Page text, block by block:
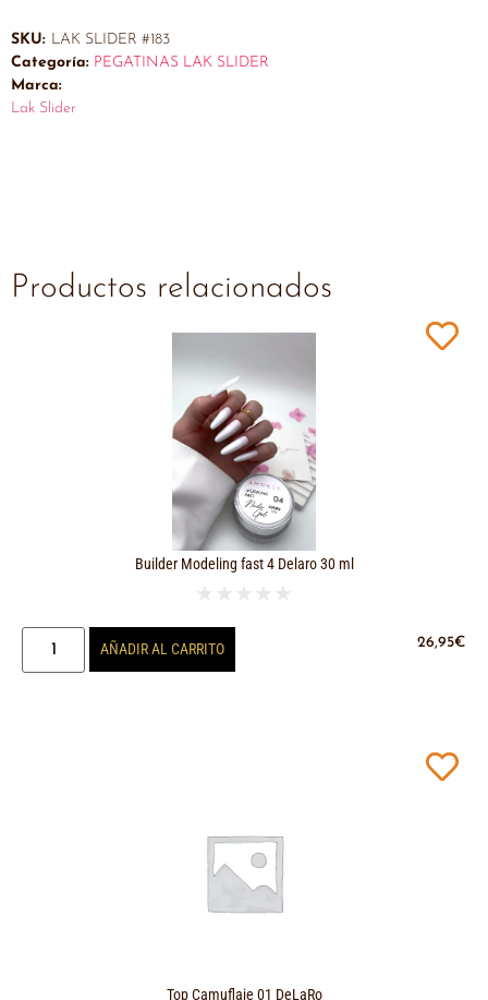
SKU: LAK SLIDER #183
Categoría: PEGATINAS LAK SLIDER
Marca:
Lak Slider
Productos relacionados
Builder Modeling fast 4 Delaro 30 ml
★ ★ ★ ★ ★
26,95€
AÑADIR AL CARRITO
Top Camuflaje 01 DeLaRo